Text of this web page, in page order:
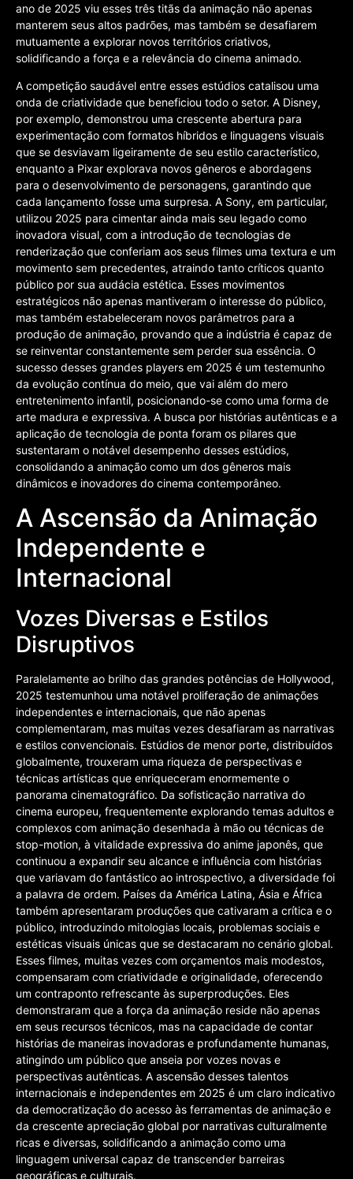
ano de 2025 viu esses três titãs da animação não apenas
manterem seus altos padrões, mas também se desafiarem
mutuamente a explorar novos territórios criativos,
solidificando a força e a relevância do cinema animado.
A competição saudável entre esses estúdios catalisou uma
onda de criatividade que beneficiou todo o setor. A Disney,
por exemplo, demonstrou uma crescente abertura para
experimentação com formatos híbridos e linguagens visuais
que se desviavam ligeiramente de seu estilo característico,
enquanto a Pixar explorava novos gêneros e abordagens
para o desenvolvimento de personagens, garantindo que
cada lançamento fosse uma surpresa. A Sony, em particular,
utilizou 2025 para cimentar ainda mais seu legado como
inovadora visual, com a introdução de tecnologias de
renderização que conferiam aos seus filmes uma textura e um
movimento sem precedentes, atraindo tanto críticos quanto
público por sua audácia estética. Esses movimentos
estratégicos não apenas mantiveram o interesse do público,
mas também estabeleceram novos parâmetros para a
produção de animação, provando que a indústria é capaz de
se reinventar constantemente sem perder sua essência. O
sucesso desses grandes players em 2025 é um testemunho
da evolução contínua do meio, que vai além do mero
entretenimento infantil, posicionando-se como uma forma de
arte madura e expressiva. A busca por histórias autênticas e a
aplicação de tecnologia de ponta foram os pilares que
sustentaram o notável desempenho desses estúdios,
consolidando a animação como um dos gêneros mais
dinâmicos e inovadores do cinema contemporâneo.
A Ascensão da Animação
Independente e
Internacional
Vozes Diversas e Estilos
Disruptivos
Paralelamente ao brilho das grandes potências de Hollywood,
2025 testemunhou uma notável proliferação de animações
independentes e internacionais, que não apenas
complementaram, mas muitas vezes desafiaram as narrativas
e estilos convencionais. Estúdios de menor porte, distribuídos
globalmente, trouxeram uma riqueza de perspectivas e
técnicas artísticas que enriqueceram enormemente o
panorama cinematográfico. Da sofisticação narrativa do
cinema europeu, frequentemente explorando temas adultos e
complexos com animação desenhada à mão ou técnicas de
stop-motion, à vitalidade expressiva do anime japonês, que
continuou a expandir seu alcance e influência com histórias
que variavam do fantástico ao introspectivo, a diversidade foi
a palavra de ordem. Países da América Latina, Ásia e África
também apresentaram produções que cativaram a crítica e o
público, introduzindo mitologias locais, problemas sociais e
estéticas visuais únicas que se destacaram no cenário global.
Esses filmes, muitas vezes com orçamentos mais modestos,
compensaram com criatividade e originalidade, oferecendo
um contraponto refrescante às superproduções. Eles
demonstraram que a força da animação reside não apenas
em seus recursos técnicos, mas na capacidade de contar
histórias de maneiras inovadoras e profundamente humanas,
atingindo um público que anseia por vozes novas e
perspectivas autênticas. A ascensão desses talentos
internacionais e independentes em 2025 é um claro indicativo
da democratização do acesso às ferramentas de animação e
da crescente apreciação global por narrativas culturalmente
ricas e diversas, solidificando a animação como uma
linguagem universal capaz de transcender barreiras
geográficas e culturais.